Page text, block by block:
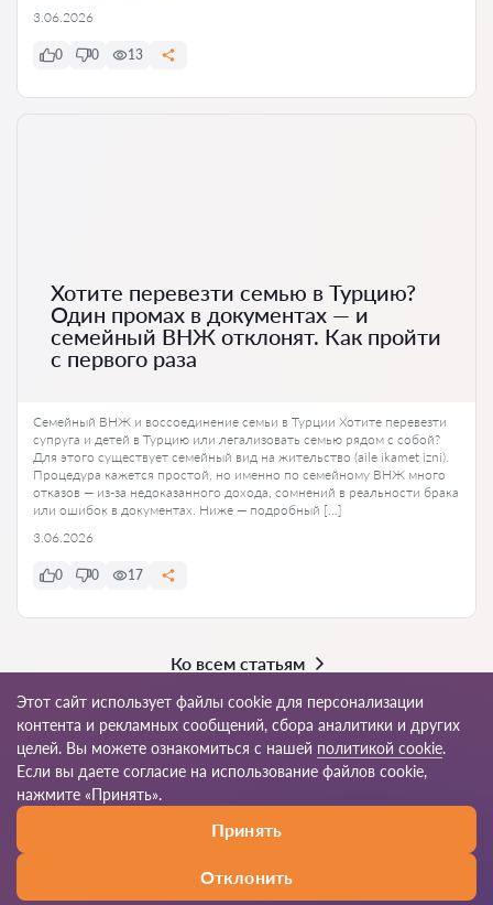
3.06.2026
0 0 13
Хотите перевезти семью в Турцию?
Один промах в документах — и
семейный ВНЖ отклонят. Как пройти
с первого раза
Семейный ВНЖ и воссоединение семьи в Турции Хотите перевезти
супруга и детей в Турцию или легализовать семью рядом с собой?
Для этого существует семейный вид на жительство (aile ikamet izni).
Процедура кажется простой, но именно по семейному ВНЖ много
отказов — из-за недоказанного дохода, сомнений в реальности брака
или ошибок в документах. Ниже — подробный […]
3.06.2026
0 0 17
Ко всем статьям
© 2026 Avukat-tr.com
сайта
Этот сайт использует файлы cookie для персонализации
контента и рекламных сообщений, сбора аналитики и других
целей. Вы можете ознакомиться с нашей политикой cookie.
Если вы даете согласие на использование файлов cookie,
нажмите «Принять».
Принять
Отклонить